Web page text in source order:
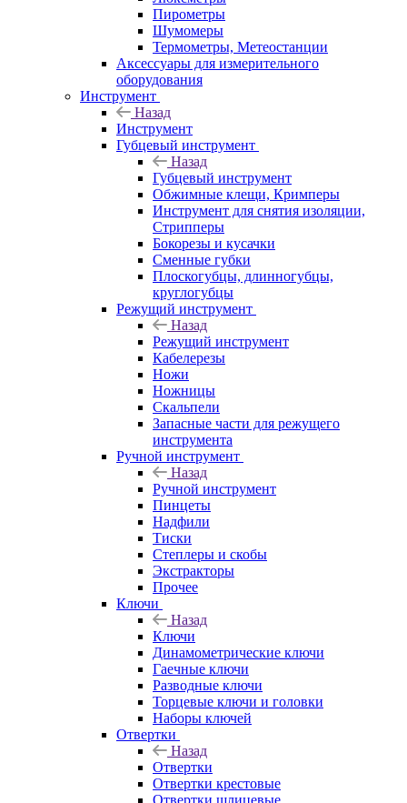
Пирометры
Шумомеры
Термометры, Метеостанции
Аксессуары для измерительного
оборудования
Инструмент
Назад
Инструмент
Губцевый инструмент
Назад
Губцевый инструмент
Обжимные клещи, Кримперы
Инструмент для снятия изоляции,
Стрипперы
Бокорезы и кусачки
Сменные губки
Плоскогубцы, длинногубцы,
круглогубцы
Режущий инструмент
Назад
Режущий инструмент
Кабелерезы
Ножи
Ножницы
Скальпели
Запасные части для режущего
инструмента
Ручной инструмент
Назад
Ручной инструмент
Пинцеты
Надфили
Тиски
Степлеры и скобы
Экстракторы
Прочее
Ключи
Назад
Ключи
Динамометрические ключи
Гаечные ключи
Разводные ключи
Торцевые ключи и головки
Наборы ключей
Отвертки
Назад
Отвертки
Отвертки крестовые
Отвертки шлицевые